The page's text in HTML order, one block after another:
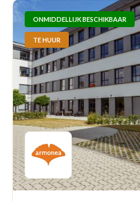
ONMIDDELLIJK BESCHIKBAAR
TE HUUR